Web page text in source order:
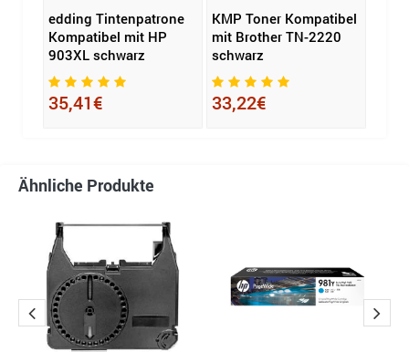
edding Tintenpatrone
Kompatibel mit HP
903XL schwarz
35,41€
KMP Toner Kompatibel
mit Brother TN-2220
schwarz
33,22€
Ähnliche Produkte